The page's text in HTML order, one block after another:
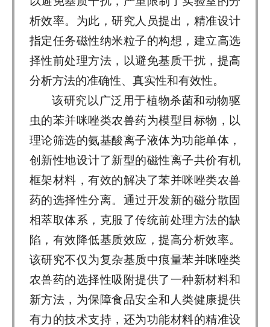
析效率。为此，研究人员提出，精准设计
指定任务磁性纳米粒子的构想，建立高选
择性前处理方法，以避免基质干扰，提高
分析方法的准确性、真实性和有效性。
该研究以广泛用于植物杀菌和动物驱
虫的苯并咪唑类农兽药为模型目标物，以
理论筛选的氨基酸离子液体为功能单体，
创新性地设计了新型的磁性离子共价有机
框架材料，有效的解决了苯并咪唑类农兽
药的选择性分离。通过开发新的磁分散固
相萃取体系，克服了传统前处理方法的缺
陷，有效降低基质效应，提高分析效率。
该研究不仅为复杂基质中痕量苯并咪唑类
农兽药的选择性吸附提供了一种新材料和
新方法，为保障食品安全和人类健康提供
有力的技术支持，还为功能材料的精准设